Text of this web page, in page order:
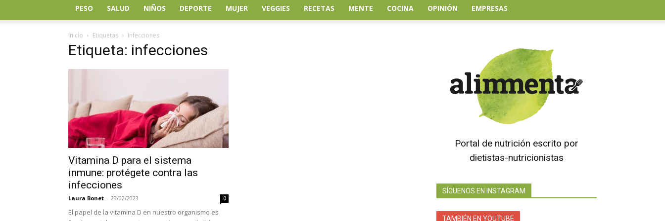
PESO SALUD NIÑOS DEPORTE MUJER VEGGIES RECETAS MENTE COCINA OPINIÓN EMPRESAS
Inicio Etiquetas Infecciones
Etiqueta: infecciones
Vitamina D para el sistema
inmune: protégete contra las
infecciones
Laura Bonet - 23/02/2023 0
El papel de la vitamina D en nuestro organismo es
Portal de nutrición escrito por
dietistas-nutricionistas
SÍGUENOS EN INSTAGRAM
TAMBIÉN EN YOUTUBE